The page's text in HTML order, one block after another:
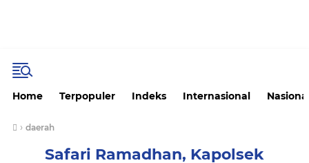
Home Terpopuler Indeks Internasional
› daerah
Safari Ramadhan, Kapolsek